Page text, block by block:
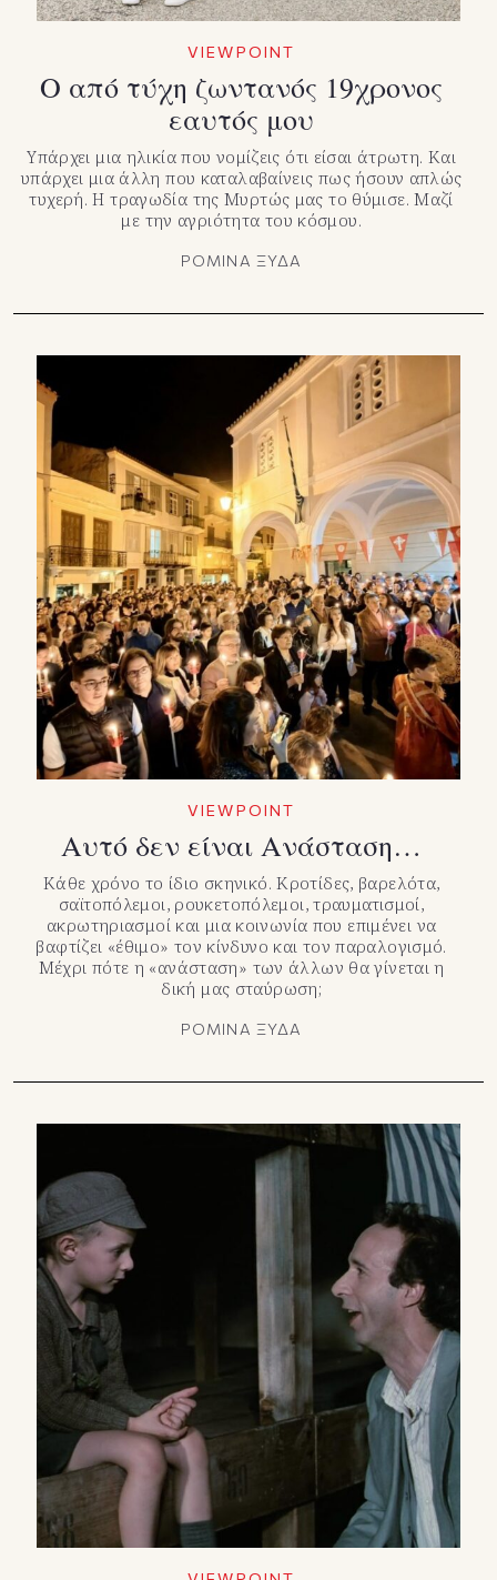
VIEWPOINT
Ο από τύχη ζωντανός 19χρονος
εαυτός μου
Υπάρχει μια ηλικία που νομίζεις ότι είσαι άτρωτη. Και
υπάρχει μια άλλη που καταλαβαίνεις πως ήσουν απλώς
τυχερή. Η τραγωδία της Μυρτώς μας το θύμισε. Μαζί
με την αγριότητα του κόσμου.
ΡΟΜΙΝΑ ΞΥΔΑ
VIEWPOINT
Αυτό δεν είναι Ανάσταση…
Κάθε χρόνο το ίδιο σκηνικό. Κροτίδες, βαρελότα,
σαϊτοπόλεμοι, ρουκετοπόλεμοι, τραυματισμοί,
ακρωτηριασμοί και μια κοινωνία που επιμένει να
βαφτίζει «έθιμο» τον κίνδυνο και τον παραλογισμό.
Μέχρι πότε η «ανάσταση» των άλλων θα γίνεται η
δική μας σταύρωση;
ΡΟΜΙΝΑ ΞΥΔΑ